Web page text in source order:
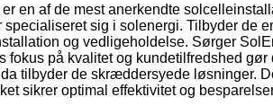
en af de mest anerkendte
specialiseret sig i solenergi. Tilbyder de
og vedligeholdelse. Sørger
fokus på kvalitet og kundetilfredshed
tilbyder de skræddersyede løsninger.
sikrer optimal effektivitet og